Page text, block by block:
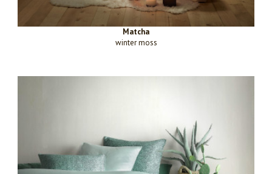
Matcha
winter moss